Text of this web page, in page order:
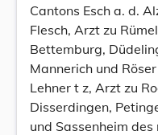
Cantons Esch a. d.
Flesch, Arzt zu
Bettemburg,
Mannerich und
Lehner t z, Arzt zu
Disserdingen,
und Sassenheim